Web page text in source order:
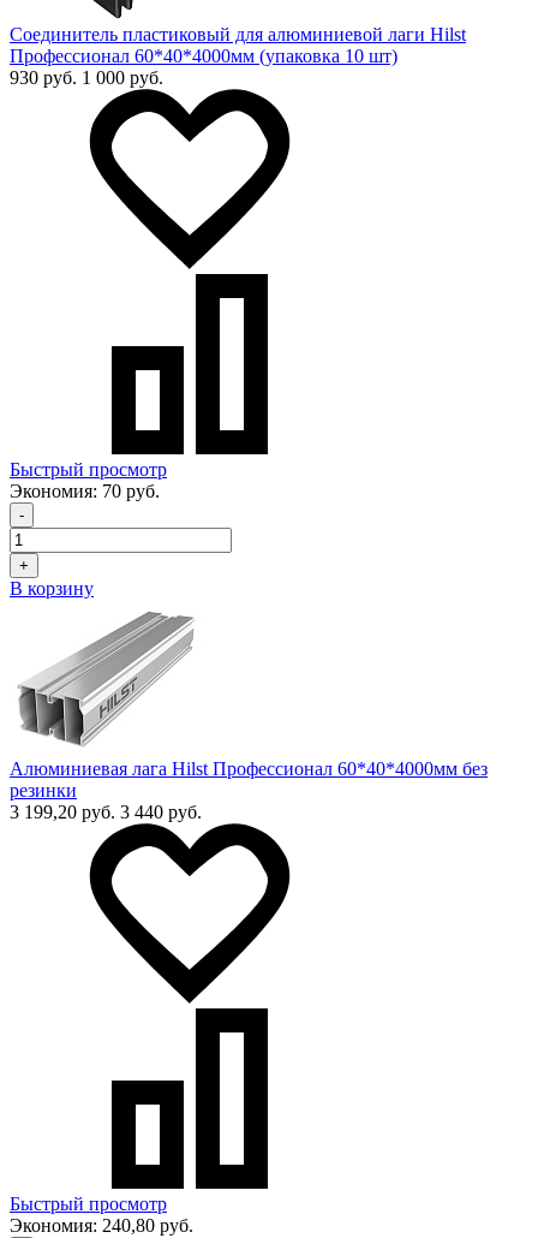
Соединитель пластиковый для алюминиевой лаги Hilst
Профессионал 60*40*4000мм (упаковка 10 шт)
930 руб. 1 000 руб.
Быстрый просмотр
Экономия: 70 руб.
-
+
В корзину
Алюминиевая лага Hilst Профессионал 60*40*4000мм без
резинки
3 199,20 руб. 3 440 руб.
Быстрый просмотр
Экономия: 240,80 руб.